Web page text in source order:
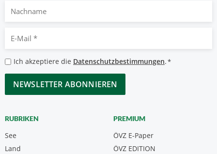
Nachname
Mail
*
Datenschutzbestimmungen
*
Ich akzeptiere die Datenschutzbestimmungen.*
CAPTCHA
RUBRIKEN
See
Land
PREMIUM
ÖVZ E-Paper
ÖVZ EDITION